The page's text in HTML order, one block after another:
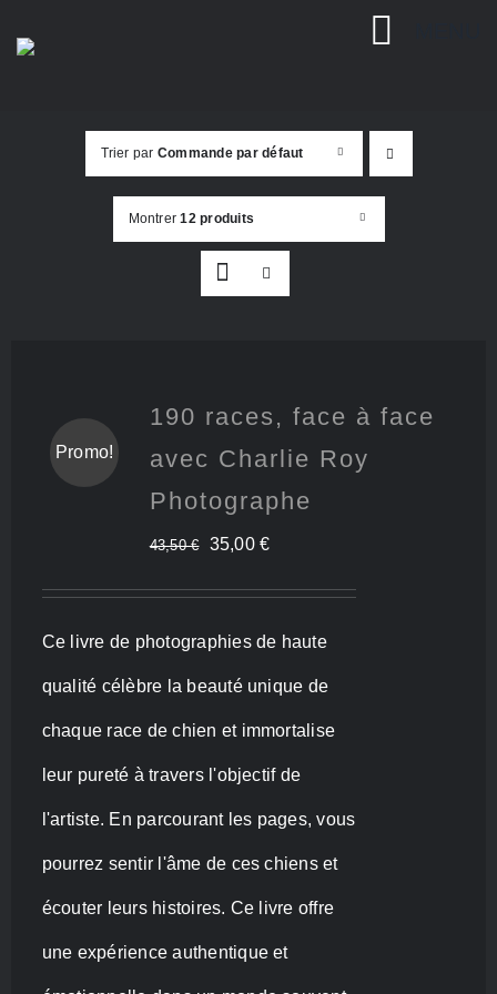
Trier par Commande par défaut
Montrer12 produits
Promo!
190 races, face à face
avec Charlie Roy
Photographe
43,50€ Le
prix
initial
était :
43,50 €.
35,00€Le
prix
actuel
est :
35,00 €.
Ce livre de photographies de haute
qualité célèbre la beauté unique de
chaque race de chien et immortalise
leur pureté à travers l'objectif de
l'artiste. En parcourant les pages, vous
pourrez sentir l'âme de ces chiens et
écouter leurs histoires. Ce livre offre
une expérience authentique et